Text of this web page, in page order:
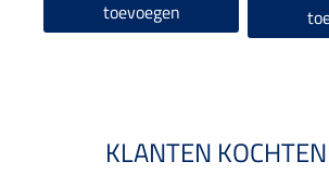
toevoegen
KLANTEN